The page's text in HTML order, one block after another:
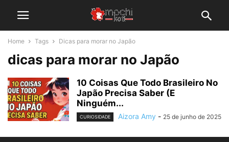
Home Tags Dicas para morar no Japão
dicas para morar no Japão
10 Coisas Que Todo Brasileiro No
Japão Precisa Saber (E
Ninguém...
CURIOSIDADE Aizora Amy - 25 de junho de 2025